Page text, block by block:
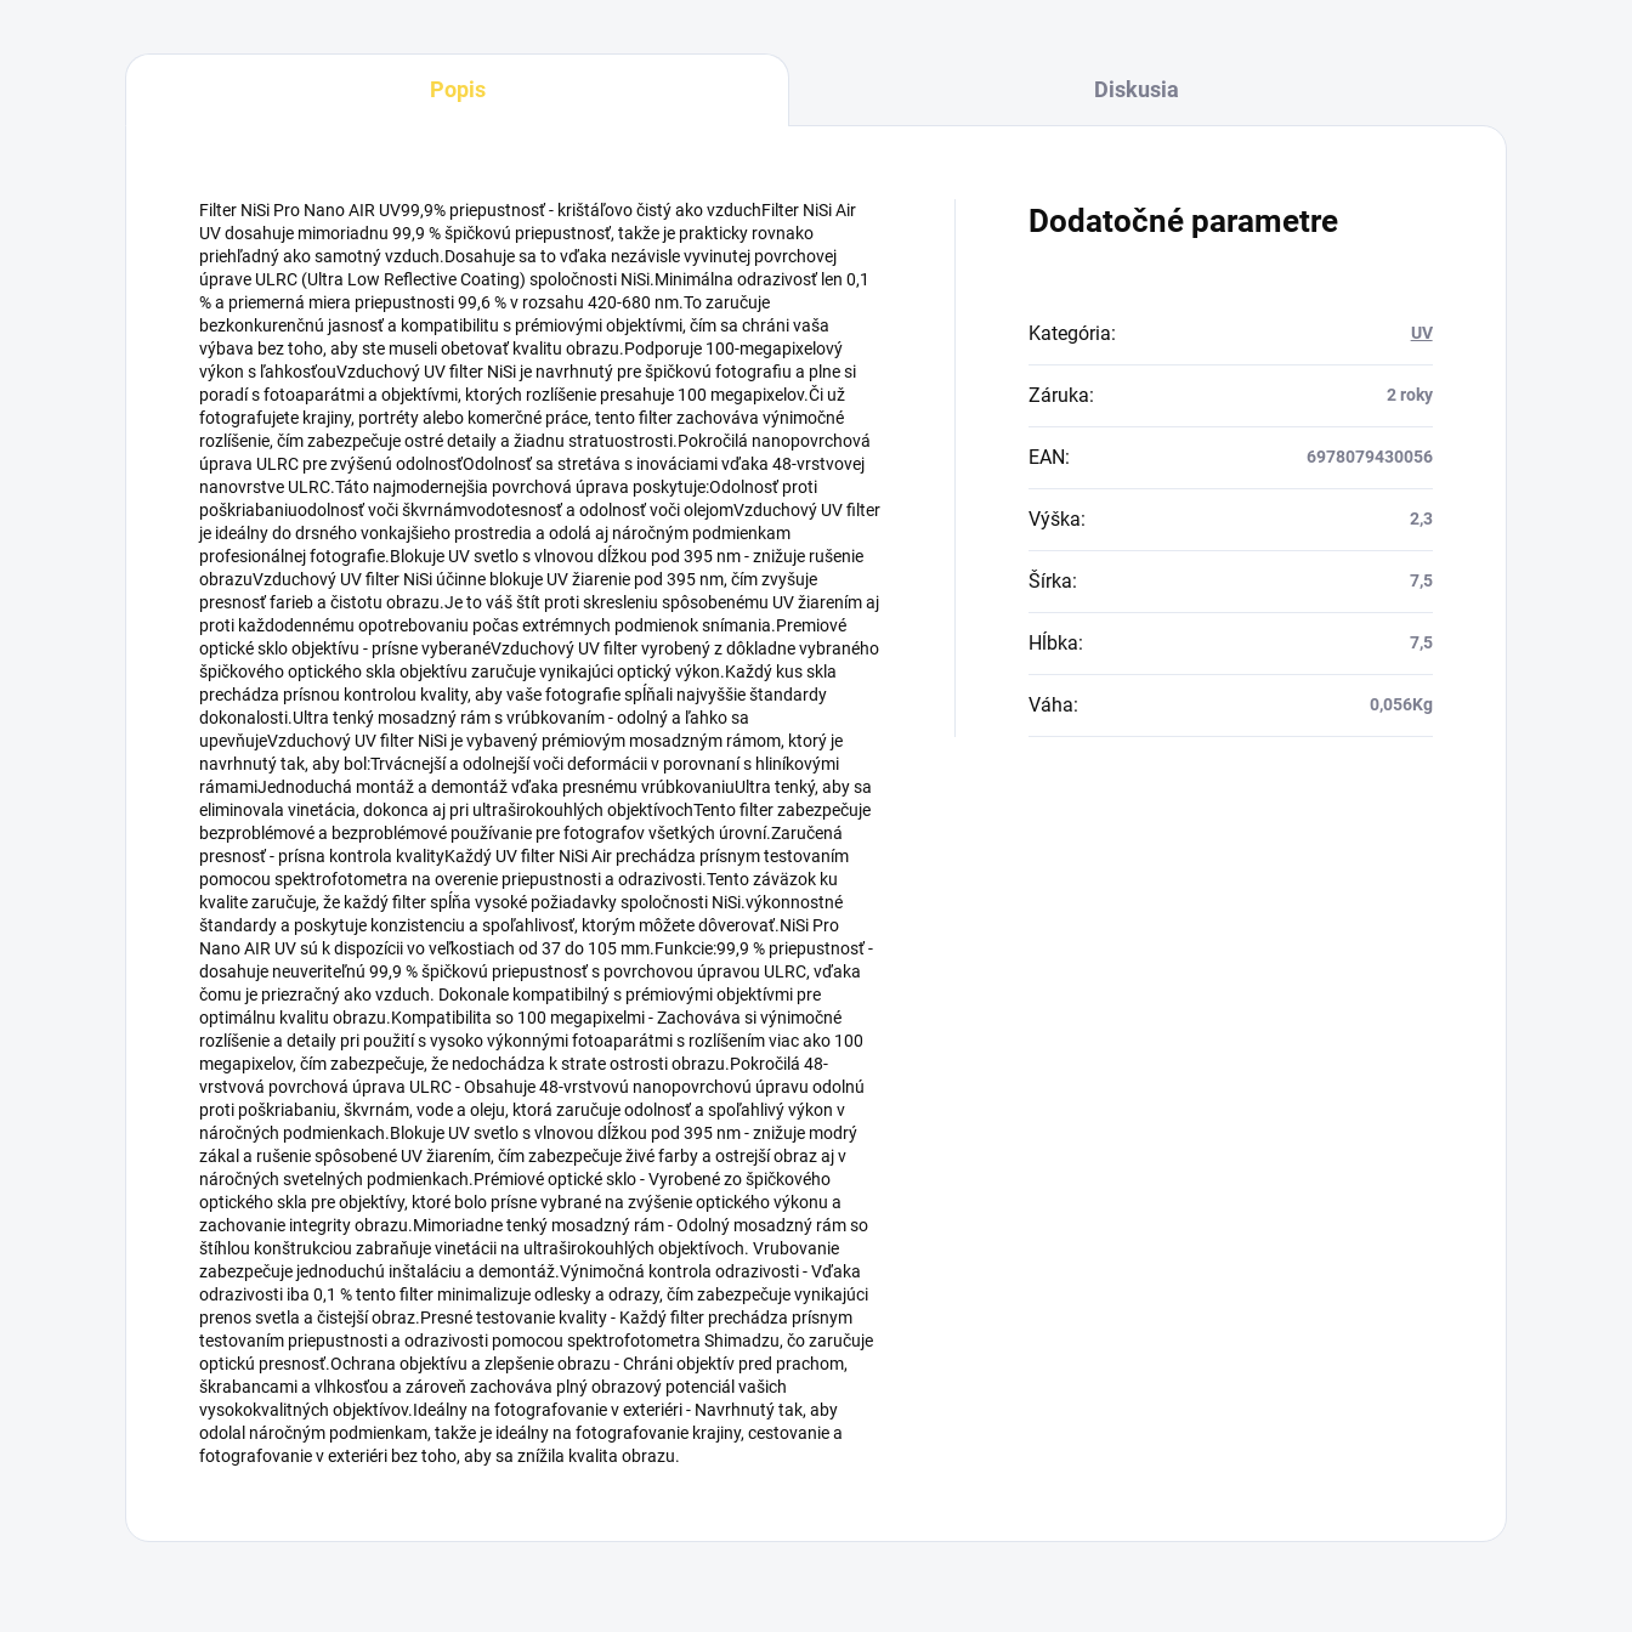
Popis Diskusia
Filter NiSi Pro Nano AIR UV99,9% priepustnosť - krištáľovo čistý ako vzduchFilter NiSi Air
UV dosahuje mimoriadnu 99,9 % špičkovú priepustnosť, takže je prakticky rovnako
priehľadný ako samotný vzduch.Dosahuje sa to vďaka nezávisle vyvinutej povrchovej
úprave ULRC (Ultra Low Reflective Coating) spoločnosti NiSi.Minimálna odrazivosť len 0,1
% a priemerná miera priepustnosti 99,6 % v rozsahu 420-680 nm.To zaručuje
bezkonkurenčnú jasnosť a kompatibilitu s prémiovými objektívmi, čím sa chráni vaša
výbava bez toho, aby ste museli obetovať kvalitu obrazu.Podporuje 100-megapixelový
výkon s ľahkosťouVzduchový UV filter NiSi je navrhnutý pre špičkovú fotografiu a plne si
poradí s fotoaparátmi a objektívmi, ktorých rozlíšenie presahuje 100 megapixelov.Či už
fotografujete krajiny, portréty alebo komerčné práce, tento filter zachováva výnimočné
rozlíšenie, čím zabezpečuje ostré detaily a žiadnu stratuostrosti.Pokročilá nanopovrchová
úprava ULRC pre zvýšenú odolnosťOdolnosť sa stretáva s inováciami vďaka 48-vrstvovej
nanovrstve ULRC.Táto najmodernejšia povrchová úprava poskytuje:Odolnosť proti
poškriabaniuodolnosť voči škvrnámvodotesnosť a odolnosť voči olejomVzduchový UV filter
je ideálny do drsného vonkajšieho prostredia a odolá aj náročným podmienkam
profesionálnej fotografie.Blokuje UV svetlo s vlnovou dĺžkou pod 395 nm - znižuje rušenie
obrazuVzduchový UV filter NiSi účinne blokuje UV žiarenie pod 395 nm, čím zvyšuje
presnosť farieb a čistotu obrazu.Je to váš štít proti skresleniu spôsobenému UV žiarením aj
proti každodennému opotrebovaniu počas extrémnych podmienok snímania.Premiové
optické sklo objektívu - prísne vyberanéVzduchový UV filter vyrobený z dôkladne vybraného
špičkového optického skla objektívu zaručuje vynikajúci optický výkon.Každý kus skla
prechádza prísnou kontrolou kvality, aby vaše fotografie spĺňali najvyššie štandardy
dokonalosti.Ultra tenký mosadzný rám s vrúbkovaním - odolný a ľahko sa
upevňujeVzduchový UV filter NiSi je vybavený prémiovým mosadzným rámom, ktorý je
navrhnutý tak, aby bol:Trvácnejší a odolnejší voči deformácii v porovnaní s hliníkovými
rámamiJednoduchá montáž a demontáž vďaka presnému vrúbkovaniuUltra tenký, aby sa
eliminovala vinetácia, dokonca aj pri ultraširokouhlých objektívochTento filter zabezpečuje
bezproblémové a bezproblémové používanie pre fotografov všetkých úrovní.Zaručená
presnosť - prísna kontrola kvalityKaždý UV filter NiSi Air prechádza prísnym testovaním
pomocou spektrofotometra na overenie priepustnosti a odrazivosti.Tento záväzok ku
kvalite zaručuje, že každý filter spĺňa vysoké požiadavky spoločnosti NiSi.výkonnostné
štandardy a poskytuje konzistenciu a spoľahlivosť, ktorým môžete dôverovať.NiSi Pro
Nano AIR UV sú k dispozícii vo veľkostiach od 37 do 105 mm.Funkcie:99,9 % priepustnosť -
dosahuje neuveriteľnú 99,9 % špičkovú priepustnosť s povrchovou úpravou ULRC, vďaka
čomu je priezračný ako vzduch. Dokonale kompatibilný s prémiovými objektívmi pre
optimálnu kvalitu obrazu.Kompatibilita so 100 megapixelmi - Zachováva si výnimočné
rozlíšenie a detaily pri použití s vysoko výkonnými fotoaparátmi s rozlíšením viac ako 100
megapixelov, čím zabezpečuje, že nedochádza k strate ostrosti obrazu.Pokročilá 48-
vrstvová povrchová úprava ULRC - Obsahuje 48-vrstvovú nanopovrchovú úpravu odolnú
proti poškriabaniu, škvrnám, vode a oleju, ktorá zaručuje odolnosť a spoľahlivý výkon v
náročných podmienkach.Blokuje UV svetlo s vlnovou dĺžkou pod 395 nm - znižuje modrý
zákal a rušenie spôsobené UV žiarením, čím zabezpečuje živé farby a ostrejší obraz aj v
náročných svetelných podmienkach.Prémiové optické sklo - Vyrobené zo špičkového
optického skla pre objektívy, ktoré bolo prísne vybrané na zvýšenie optického výkonu a
zachovanie integrity obrazu.Mimoriadne tenký mosadzný rám - Odolný mosadzný rám so
štíhlou konštrukciou zabraňuje vinetácii na ultraširokouhlých objektívoch. Vrubovanie
zabezpečuje jednoduchú inštaláciu a demontáž.Výnimočná kontrola odrazivosti - Vďaka
odrazivosti iba 0,1 % tento filter minimalizuje odlesky a odrazy, čím zabezpečuje vynikajúci
prenos svetla a čistejší obraz.Presné testovanie kvality - Každý filter prechádza prísnym
testovaním priepustnosti a odrazivosti pomocou spektrofotometra Shimadzu, čo zaručuje
optickú presnosť.Ochrana objektívu a zlepšenie obrazu - Chráni objektív pred prachom,
škrabancami a vlhkosťou a zároveň zachováva plný obrazový potenciál vašich
vysokokvalitných objektívov.Ideálny na fotografovanie v exteriéri - Navrhnutý tak, aby
odolal náročným podmienkam, takže je ideálny na fotografovanie krajiny, cestovanie a
fotografovanie v exteriéri bez toho, aby sa znížila kvalita obrazu.
Dodatočné parametre
Kategória: UV
Záruka: 2 roky
EAN: 6978079430056
Výška: 2,3
Šírka: 7,5
Hĺbka: 7,5
Váha: 0,056Kg